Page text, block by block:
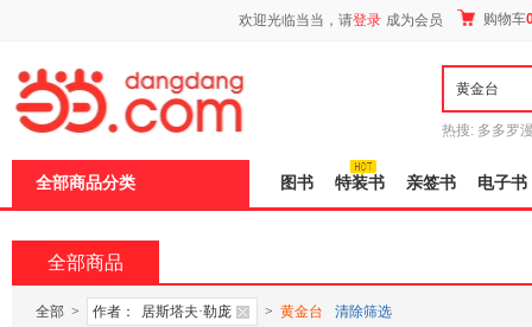
欢迎光临当当，请登录 成为会员 购物车
热搜: 多多罗
全部商品分类 图书 特装书 亲签书 电子书
全部商品
全部 > 作者： 居斯塔夫·勒庞 > 黄金台 清除筛选
页
加